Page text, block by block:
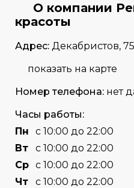
О компании
красоты
Адрес: Декабристов,
показать на карте
Номер телефона: нет
Часы работы:
Пн
с 10:00 до 22:00
Вт
с 10:00 до 22:00
Cр с 10:00 до 22:00
Чт
с 10:00 до 22:00